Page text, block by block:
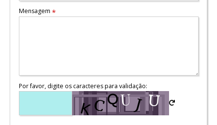
Mensagem *
Por favor, digite os caracteres para validação: